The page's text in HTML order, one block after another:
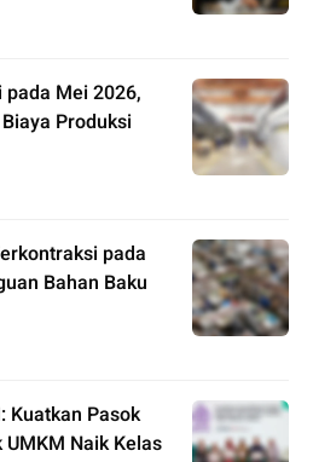
Mei 2026,
Produksi
pada
Bahan Baku
Kuatkan Pasok
Naik Kelas